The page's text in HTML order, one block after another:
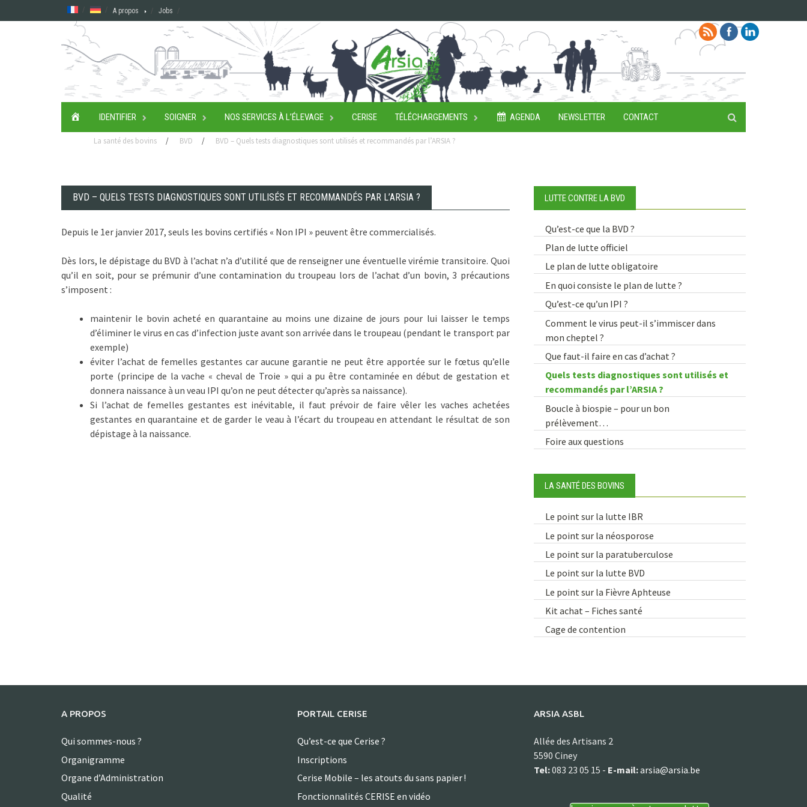
to
A propos Jobs
ACCUEILIDENTIFIER SOIGNER NOS SERVICES À L’ÉLEVAGE CERISE TÉLÉCHARGEMENTS AGENDA NEWSLETTER CONTACT
La santé des bovins / BVD / BVD – Quels tests diagnostiques sont utilisés et recommandés par l’ARSIA ?
BVD – QUELS TESTS DIAGNOSTIQUES SONT UTILISÉS ET RECOMMANDÉS PAR L’ARSIA ?
Depuis le 1er janvier 2017, seuls les bovins certifiés « Non IPI » peuvent être commercialisés.
Dès lors, le dépistage du BVD à l’achat n’a d’utilité que de renseigner une éventuelle virémie transitoire. Quoi
qu’il en soit, pour se prémunir d’une contamination du troupeau lors de l’achat d’un bovin, 3 précautions
s’imposent :
maintenir le bovin acheté en quarantaine au moins une dizaine de jours pour lui laisser le temps
d’éliminer le virus en cas d’infection juste avant son arrivée dans le troupeau (pendant le transport par
exemple)
éviter l’achat de femelles gestantes car aucune garantie ne peut être apportée sur le fœtus qu’elle
porte (principe de la vache « cheval de Troie » qui a pu être contaminée en début de gestation et
donnera naissance à un veau IPI qu’on ne peut détecter qu’après sa naissance).
Si l’achat de femelles gestantes est inévitable, il faut prévoir de faire vêler les vaches achetées
gestantes en quarantaine et de garder le veau à l’écart du troupeau en attendant le résultat de son
dépistage à la naissance.
LUTTE CONTRE LA BVD
Qu’est-ce que la BVD ?
Plan de lutte officiel
Le plan de lutte obligatoire
En quoi consiste le plan de lutte ?
Qu’est-ce qu’un IPI ?
Comment le virus peut-il s’immiscer dans
mon cheptel ?
Que faut-il faire en cas d’achat ?
Quels tests diagnostiques sont utilisés et
recommandés par l’ARSIA ?
Boucle à biospie – pour un bon
prélèvement…
Foire aux questions
LA SANTÉ DES BOVINS
Le point sur la lutte IBR
Le point sur la néosporose
Le point sur la paratuberculose
Le point sur la lutte BVD
Le point sur la Fièvre Aphteuse
Kit achat – Fiches santé
Cage de contention
A PROPOS
Qui sommes-nous ?
Organigramme
Organe d’Administration
Qualité
PORTAIL CERISE
Qu’est-ce que Cerise ?
Inscriptions
Cerise Mobile – les atouts du sans papier !
Fonctionnalités CERISE en vidéo
ARSIA ASBL
Allée des Artisans 2
5590 Ciney
Tel:083 23 05 15 - E-mail:arsia@arsia.be